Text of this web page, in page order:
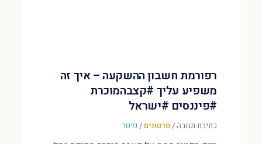
רפורמת חשבון ההשקעה – איך זה
משפיע עליך #קצבהמוכרת
#פיננסים #ישראל
כתיבת תגובה/סרטונים / פיטר